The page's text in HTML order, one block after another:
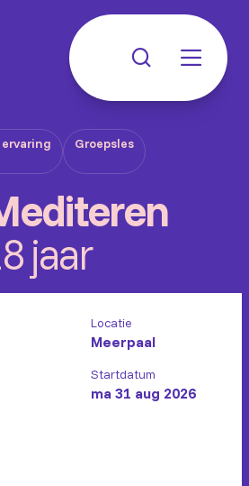
Groepsles
jaar
Locatie
Meerpaal
Startdatum
ma 31 aug 2026